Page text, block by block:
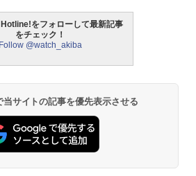
をフォローして最新記事
をチェック！
Follow @watch_akiba
サイトの記事を優先表示させる